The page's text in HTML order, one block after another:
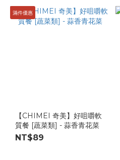
滿件優惠
【CHIMEI 奇美】好咀嚼軟
質餐 [蔬菜類] - 蒜香青花菜
NT$89